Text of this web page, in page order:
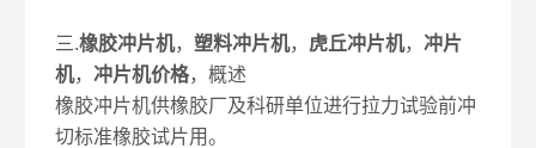
三.橡胶冲片机，塑料冲片机， 虎丘冲片机，冲片
机，冲片机价格，概述
橡胶冲片机供橡胶厂及科研单位进行拉力试验前冲
切标准橡胶试片用。